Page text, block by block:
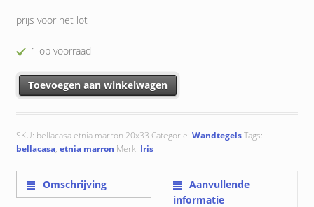
prijs voor het lot
1 op voorraad
BellaCasa Etnia Marron 20x33 cm aantal
Toevoegen aan winkelwagen
SKU: bellacasa etnia marron 20x33 Categorie: WandtegelsTags:
bellacasa, etnia marron Merk: Iris
Omschrijving
Aanvullende
informatie